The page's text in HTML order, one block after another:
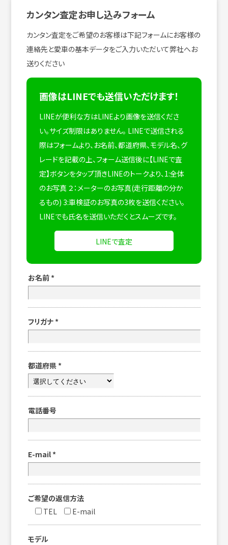
カンタン査定お申し込みフォーム
カンタン査定をご希望のお客様は下記フォームにお客様の
連絡先と愛車の基本データをご入力いただいて弊社へお
送りください
画像はLINEでも送信いただけます！
LINEが便利な方はLINEより画像を送信くださ
い。サイズ制限はありません。 LINEで送信される
際はフォームより、お名前、都道府県、モデル名、グ
レードを記載の上、フォーム送信後に【LINEで査
定】ボタンをタップ頂きLINEのトークより、1:全体
のお写真 ２：メーターのお写真(走行距離の分か
るもの) 3:車検証のお写真の3枚を送信ください。
LINEでも氏名を送信いただくとスムーズです。
LINEで査定
お名前 *
フリガナ *
都道府県 *
電話番号
E-mail *
ご希望の返信方法
TEL
E-mail
モデル